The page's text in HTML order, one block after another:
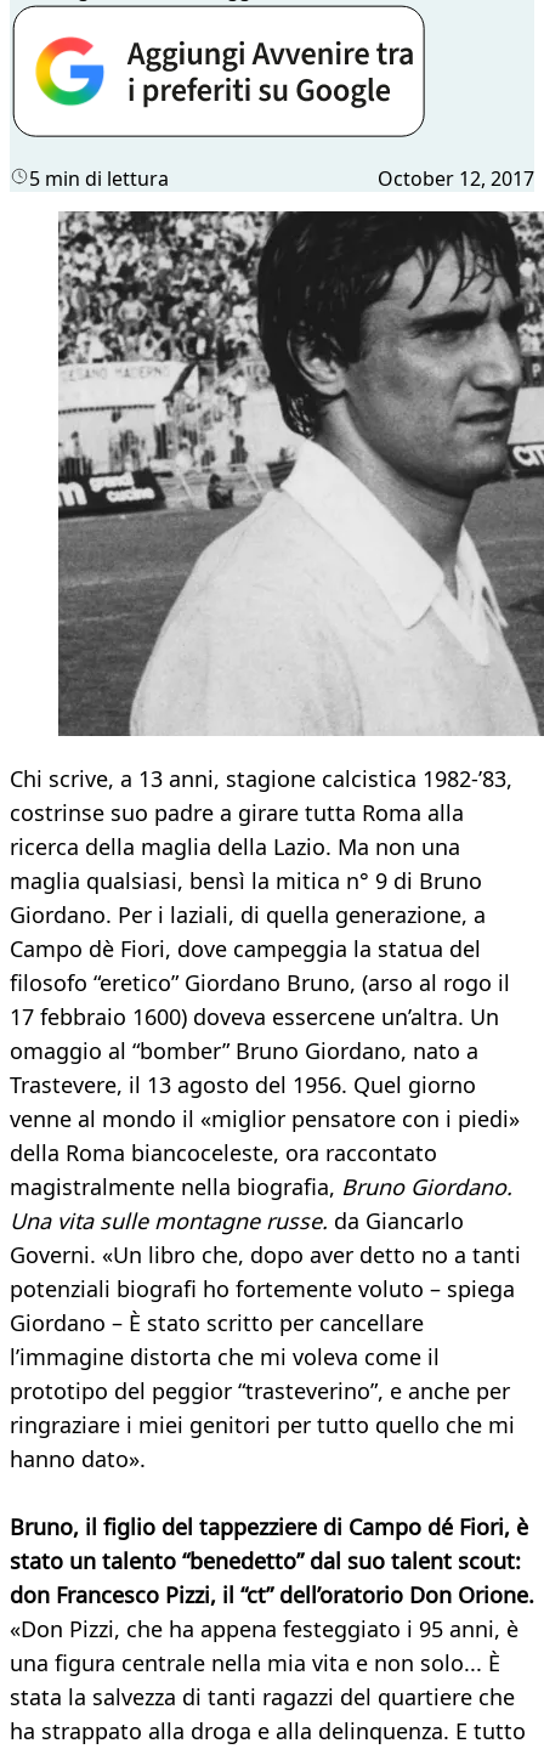
5 min di lettura October 12, 2017
Chi scrive, a 13 anni, stagione calcistica 1982-’83,
costrinse suo padre a girare tutta Roma alla
ricerca della maglia della Lazio. Ma non una
maglia qualsiasi, bensì la mitica n° 9 di Bruno
Giordano. Per i laziali, di quella generazione, a
Campo dè Fiori, dove campeggia la statua del
filosofo “eretico” Giordano Bruno, (arso al rogo il
17 febbraio 1600) doveva essercene un’altra. Un
omaggio al “bomber” Bruno Giordano, nato a
Trastevere, il 13 agosto del 1956. Quel giorno
venne al mondo il «miglior pensatore con i piedi»
della Roma biancoceleste, ora raccontato
magistralmente nella biografia, Bruno Giordano.
Una vita sulle montagne russe. da Giancarlo
Governi. «Un libro che, dopo aver detto no a tanti
potenziali biografi ho fortemente voluto – spiega
Giordano – È stato scritto per cancellare
l’immagine distorta che mi voleva come il
prototipo del peggior “trasteverino”, e anche per
ringraziare i miei genitori per tutto quello che mi
hanno dato».
Bruno, il figlio del tappezziere di Campo dé Fiori, è
stato un talento “benedetto” dal suo talent scout:
don Francesco Pizzi, il “ct” dell’oratorio Don Orione.
«Don Pizzi, che ha appena festeggiato i 95 anni, è
una figura centrale nella mia vita e non solo... È
stata la salvezza di tanti ragazzi del quartiere che
ha strappato alla droga e alla delinquenza. E tutto